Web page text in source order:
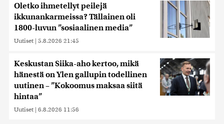
Oletko ihmetellyt peilejä
ikkunankarmeissa? Tällainen oli
1800-luvun ”sosiaalinen media”
Uutiset | 5.8.2026 21:45
Keskustan Siika-aho kertoo, mikä
hänestä on Ylen gallupin todellinen
uutinen – ”Kokoomus maksaa siitä
hintaa”
Uutiset | 6.8.2026 11:56